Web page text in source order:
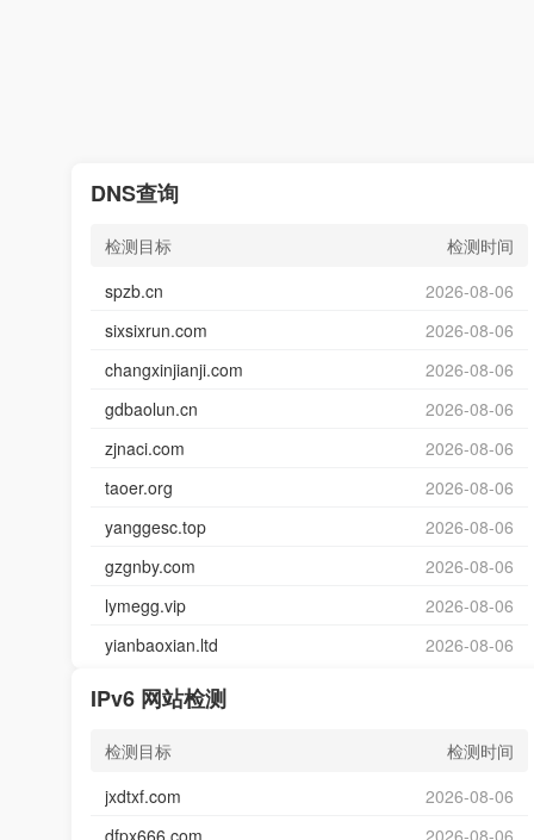
DNS查询
检测目标
检测时间
spzb.cn
2026-08-06
sixsixrun.com
2026-08-06
changxinjianji.com
2026-08-06
gdbaolun.cn
2026-08-06
zjnaci.com
2026-08-06
taoer.org
2026-08-06
yanggesc.top
2026-08-06
gzgnby.com
2026-08-06
lymegg.vip
2026-08-06
yianbaoxian.ltd
2026-08-06
IPv6 网站检测
检测目标
检测时间
jxdtxf.com
2026-08-06
dfpx666.com
2026-08-06